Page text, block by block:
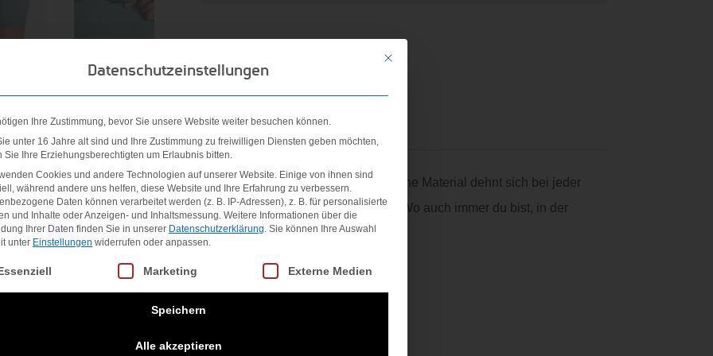
? unsere Nike One Shorts eignen sich für alle Einsätze. Das superweiche Material dehnt sich bei jeder
Technologie für ein angenehmes und trockenes Tragegefühl sorgt. Wo auch immer du bist, in der
Essentials mimer griffbereit.
Mit diesem Button wird der Dialog geschlossen. Seine Funktionalität ist
Datenschutzeinstellungen
Ihre Zustimmung, bevor Sie unsere Website weiter besuchen können.
unter 16 Jahre alt sind und Ihre Zustimmung zu freiwilligen Diensten geben möchten,
Sie Ihre Erziehungsberechtigten um Erlaubnis bitten.
Cookies und andere Technologien auf unserer Website. Einige von ihnen sind
während andere uns helfen, diese Website und Ihre Erfahrung zu verbessern.
Daten können verarbeitet werden (z. B. IP-Adressen), z. B. für personalisierte
und Inhalte oder Anzeigen- und Inhaltsmessung. Weitere Informationen über die
Ihrer Daten finden Sie in unserer Datenschutzerklärung. Sie können Ihre Auswahl
unter Einstellungen widerrufen oder anpassen.
eine Liste der Service-Gruppen, für die eine Einwilligung erteilt werden kann. Die erste Service-Gruppe ist essenziell und kann nicht
Marketing Externe Medien
Speichern
Alle akzeptieren